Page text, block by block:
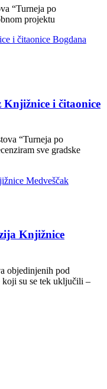
“Turneja po
projektu
i čitaonice
“Turneja po
sve gradske
Knjižnice
objedinjenih pod
su se tek uključili –